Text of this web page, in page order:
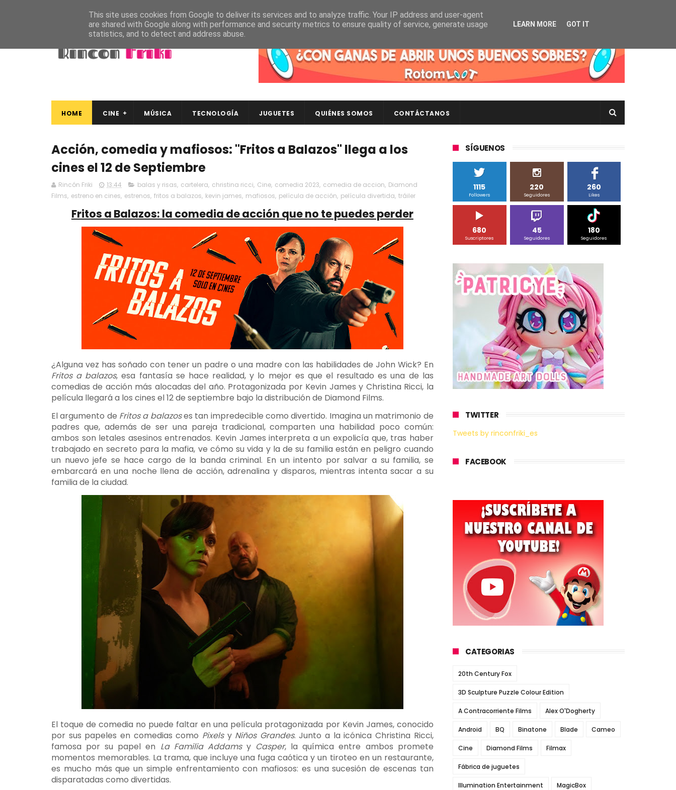
HOME CINE MÚSICA TECNOLOGÍA JUGUETES QUIÉNES SOMOS CONTÁCTANOS
Acción, comedia y mafiosos: "Fritos a Balazos" llega a los
cines el 12 de Septiembre
Rincón Friki 13:44 balas y risas, cartelera, christina ricci, Cine, comedia 2023, comedia de accion, Diamond
Films, estreno en cines, estrenos, fritos a balazos, kevin james, mafiosos, película de acción, película divertida, tráiler
Fritos a Balazos: la comedia de acción que no te puedes perder
¿Alguna vez has soñado con tener un padre o una madre con las habilidades de John Wick? En
Fritos a balazos, esa fantasía se hace realidad, y lo mejor es que el resultado es una de las
comedias de acción más alocadas del año. Protagonizada por Kevin James y Christina Ricci, la
película llegará a los cines el 12 de septiembre bajo la distribución de Diamond Films.
El argumento de Fritos a balazoses tan impredecible como divertido. Imagina un matrimonio de
padres que, además de ser una pareja tradicional, comparten una habilidad poco común:
ambos son letales asesinos entrenados. Kevin James interpreta a un expolicía que, tras haber
trabajado en secreto para la mafia, ve cómo su vida y la de su familia están en peligro cuando
un nuevo jefe se hace cargo de la banda criminal. En un intento por salvar a su familia, se
embarcará en una noche llena de acción, adrenalina y disparos, mientras intenta sacar a su
familia de la ciudad.
El toque de comedia no puede faltar en una película protagonizada por Kevin James, conocido
por sus papeles en comedias como Pixelsy Niños Grandes. Junto a la icónica Christina Ricci,
famosa por su papel en La Familia Addamsy Casper, la química entre ambos promete
momentos memorables. La trama, que incluye una fuga caótica y un tiroteo en un restaurante,
es mucho más que un simple enfrentamiento con mafiosos: es una sucesión de escenas tan
disparatadas como divertidas.
SÍGUENOS
1115
Followers
220
Seguidores
260
Likes
680
Suscriptores
45
Seguidores
180
Seguidores
TWITTER
Tweets by rinconfriki_es
FACEBOOK
CATEGORIAS
20th Century Fox
3D Sculpture Puzzle Colour Edition
A Contracorriente Films Alex O'Dogherty
Android BQ Binatone Blade Cameo
Cine Diamond Films Filmax
Fábrica de juguetes
Illumination Entertainment MagicBox
This site uses cookies from Google to deliver its services and to analyze traffic. Your IP address and user-agent
are shared with Google along with performance and security metrics to ensure quality of service, generate usage
statistics, and to detect and address abuse.
LEARN MORE GOT IT